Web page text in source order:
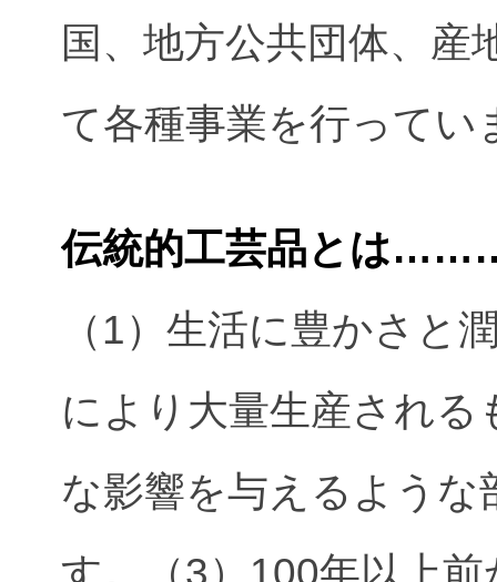
国、地方公共団体、産
て各種事業を行ってい
伝統的工芸品とは
（1）生活に豊かさと
により大量生産され
な影響を与えるよう